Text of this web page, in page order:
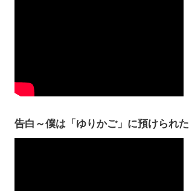
告白～僕は「ゆりかご」に預けられた